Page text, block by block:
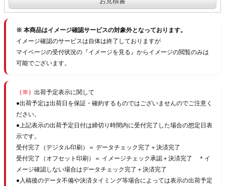
※ 本商品はイメージ確認サービスの対象外となっております。
イメージ確認のサービスは自体は終了しておりますが
マイページの受付状況の『イメージを見る』からイメージの閲覧のみは
可能でございます。
（※） 出荷予定表示に関して
●出荷予定は出荷日を保証・確約するものではございませんのでご注意く
ださい。
●上記表示の出荷予定日付は締切り時間内に受付完了した場合の想定日表
示です。
受付完了（デジタル印刷）＝ データチェック完了＋決済完了
受付完了（オフセット印刷）＝ イメージチェック承認＋決済完了 ＊イ
メージ確認しない場合はデータチェック完了＋決済完了
●入稿後のデータ不備や決済タイミング等場合によっては表示の出荷予定